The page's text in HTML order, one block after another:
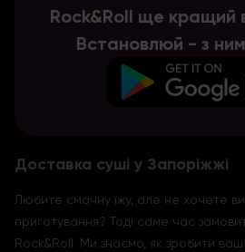
Перейти
Rock&Roll ще кращий
Встановлюй - з
Доставка суші у Запоріжжі
Любите смачну їжу, але не хочете
приготування? Тоді саме час
Rock&Roll. Ми знаємо, як зробити